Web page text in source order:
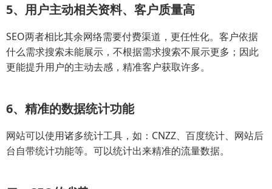
5、用户主动相关资料、客户质量高
SEO两者相比其余网络需要付费渠道，更任性化。客户依据
什么需求搜索未能展示，不根据需求搜索不展示更多；因此
更能提升用户的主动去感，精准客户获取许多。
6、精准的数据统计功能
网站可以使用诸多统计工具，如：CNZZ、百度统计、网站后
台自带统计功能等。可以统计出来精准的流量数据。